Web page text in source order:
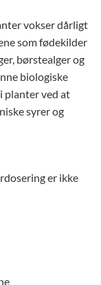
vokser dårligt
som fødekilder
børstealger og
biologiske
planter ved at
syrer og
er ikke